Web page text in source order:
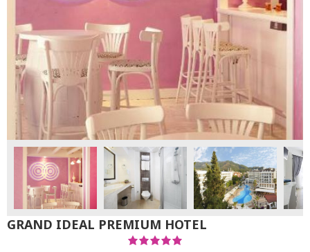
GRAND IDEAL PREMIUM HOTEL